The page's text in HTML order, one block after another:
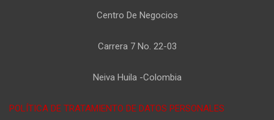
Centro De Negocios
Carrera 7 No. 22-03
Neiva Huila -Colombia
POLÍTICA DE TRATAMIENTO DE DATOS PERSONALES